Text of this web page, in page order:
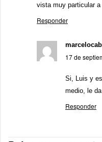
vista muy particular
Responder
17 de
Si, Luis y
medio, le
Responder